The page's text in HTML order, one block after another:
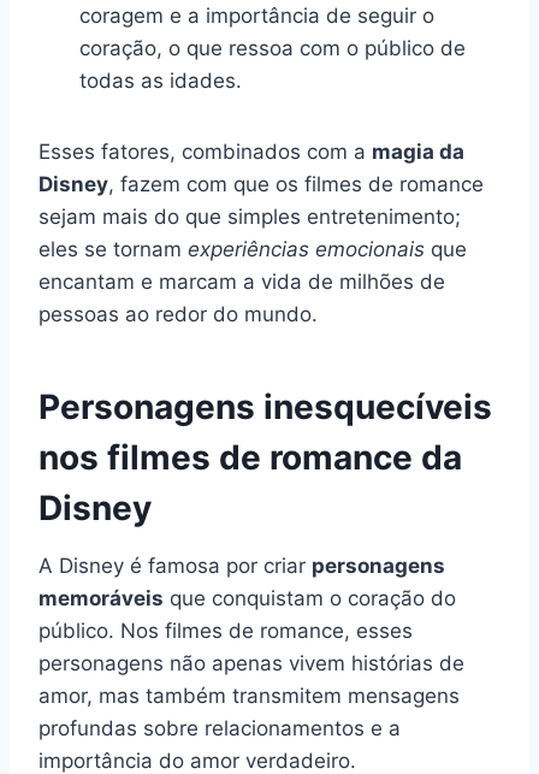
coragem e a importância de seguir o
coração, o que ressoa com o público de
todas as idades.
Esses fatores, combinados com a magia da
Disney, fazem com que os filmes de romance
sejam mais do que simples entretenimento;
eles se tornam experiências emocionais que
encantam e marcam a vida de milhões de
pessoas ao redor do mundo.
Personagens inesquecíveis
nos filmes de romance da
Disney
A Disney é famosa por criar personagens
memoráveis que conquistam o coração do
público. Nos filmes de romance, esses
personagens não apenas vivem histórias de
amor, mas também transmitem mensagens
profundas sobre relacionamentos e a
importância do amor verdadeiro.